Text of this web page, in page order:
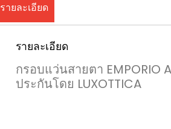
รายละเอียด
รายละเอียด
กรอบแว่นสายตา EMPORIO
ประกันโดย LUXOTTICA